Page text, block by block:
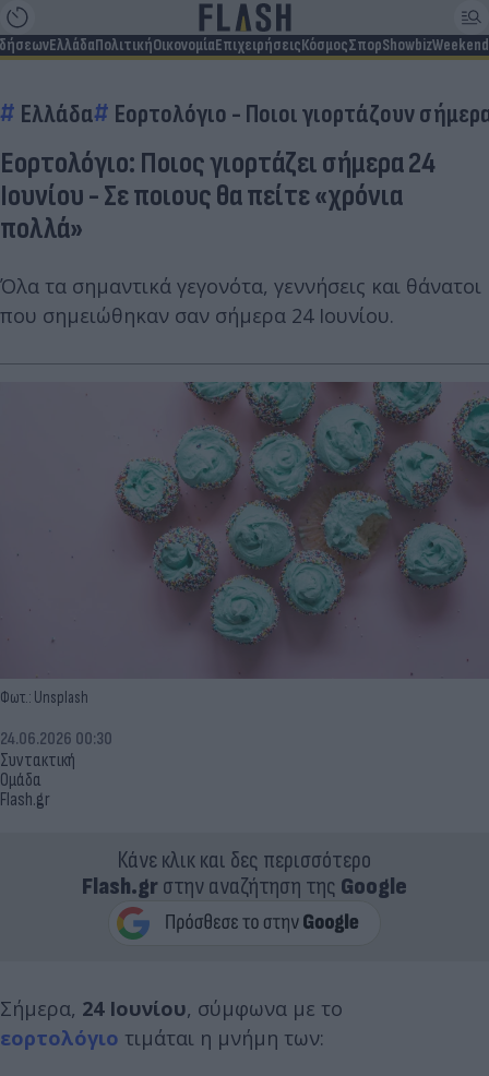
ΕλλάδαΠολιτικήΟικονομίαΕπιχειρήσειςΚόσμοςΣπορShowbizWeekend
Ελλάδα Εορτολόγιο - Ποιοι γιορτάζουν
Εορτολόγιο: Ποιος γιορτάζει σήμερα 24
Ιουνίου - Σε ποιους θα πείτε «χρόνια
πολλά»
Όλα τα σημαντικά γεγονότα, γεννήσεις και θάνατοι
που σημειώθηκαν σαν σήμερα 24 Ιουνίου.
Φωτ.: Unsplash
Συντακτική
Ομάδα
Flash.gr
24.06.2026 00:30
Κάνε κλικ και δες περισσότερο
Flash.grστην αναζήτηση της Google
Σήμερα, 24 Ιουνίου, σύμφωνα με το
εορτολόγιο τιμάται η μνήμη των: